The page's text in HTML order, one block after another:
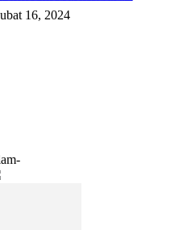
16, 2024